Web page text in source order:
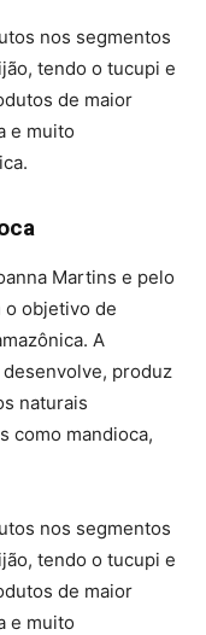
nos segmentos
tendo o tucupi e
de maior
e muito
Martins e pelo
o objetivo de
A
produz
naturais
como mandioca,
nos segmentos
tendo o tucupi e
de maior
e muito